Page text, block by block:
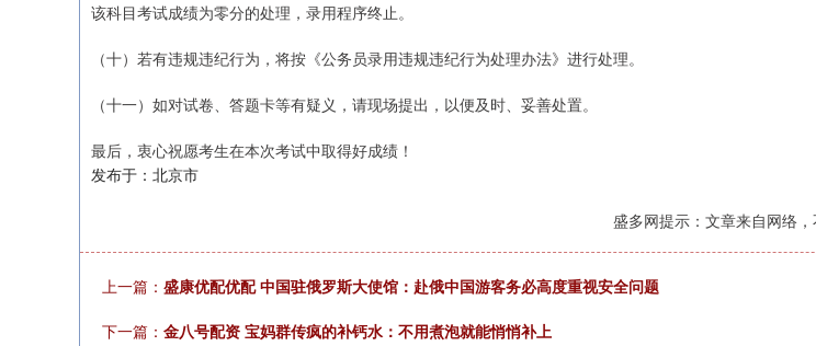
该科目考试成绩为零分的处理，录用程序终止。
（十）若有违规违纪行为，将按《公务员录用违规违纪行为处理办法》进行处理。
（十一）如对试卷、答题卡等有疑义，请现场提出，以便及时、妥善处置。
最后，衷心祝愿考生在本次考试中取得好成绩！
发布于：北京市
盛多网提示：文章来自网络，
上一篇： 盛康优配优配 中国驻俄罗斯大使馆：赴俄中国游客务必高度重视安全问题
下一篇： 金八号配资 宝妈群传疯的补钙水：不用煮泡就能悄悄补上